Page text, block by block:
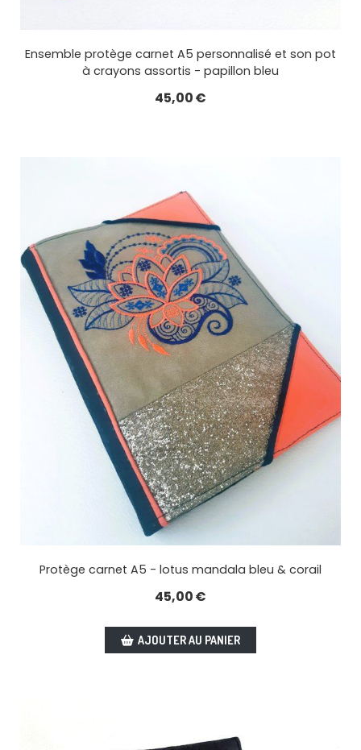
Ensemble protège carnet A5 personnalisé et son pot
à crayons assortis - papillon bleu
45,00€
Protège carnet A5 - lotus mandala bleu & corail
45,00€
AJOUTER AU PANIER